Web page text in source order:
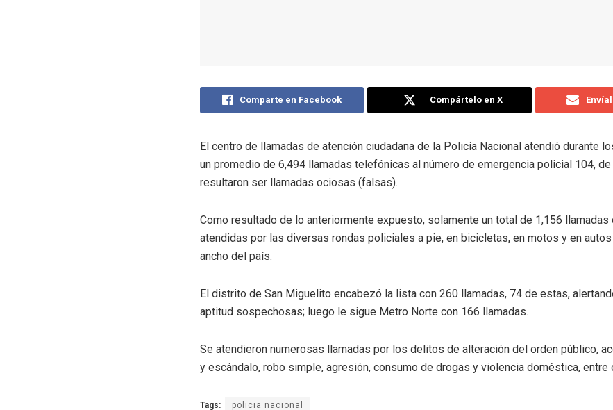
Comparte en Facebook Compártelo en X
El centro de llamadas de atención ciudadana de la Policía Nacional atendió durante
un promedio de 6,494 llamadas telefónicas al número de emergencia policial 104,
resultaron ser llamadas ociosas (falsas).
Como resultado de lo anteriormente expuesto, solamente un total de 1,156
atendidas por las diversas rondas policiales a pie, en bicicletas, en motos y en
ancho del país.
El distrito de San Miguelito encabezó la lista con 260 llamadas, 74 de estas,
aptitud sospechosas; luego le sigue Metro Norte con 166 llamadas.
Se atendieron numerosas llamadas por los delitos de alteración del orden público,
y escándalo, robo simple, agresión, consumo de drogas y violencia doméstica, entre
Tags: policia nacional